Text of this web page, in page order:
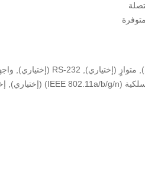
متوازٍ (إختياري), RS-232 (إختياري),
(IEEE 802.11a/b/g/n) (إختياري),